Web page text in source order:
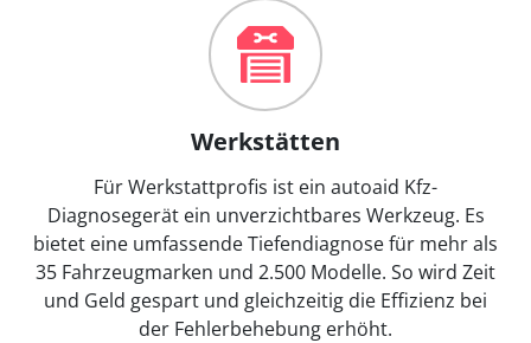
Werkstätten
Für Werkstattprofis ist ein autoaid Kfz-
Diagnosegerät ein unverzichtbares Werkzeug. Es
bietet eine umfassende Tiefendiagnose für mehr als
35 Fahrzeugmarken und 2.500 Modelle. So wird Zeit
und Geld gespart und gleichzeitig die Effizienz bei
der Fehlerbehebung erhöht.